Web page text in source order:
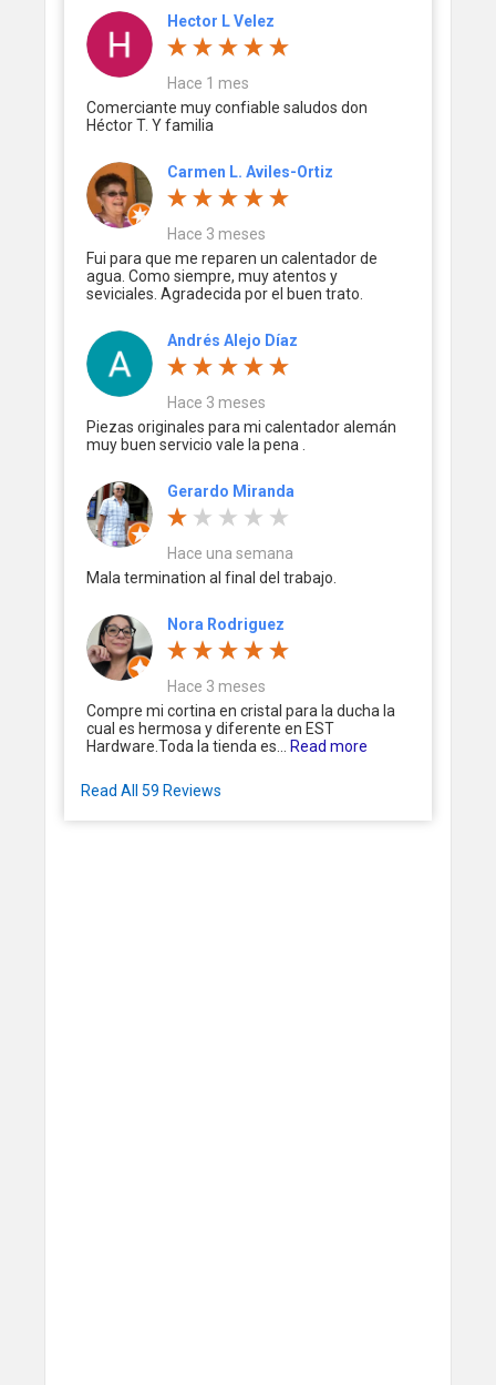
Hector L Velez
Hace 1 mes
Comerciante muy confiable saludos don
Héctor T. Y familia
Carmen L. Aviles-Ortiz
Hace 3 meses
Fui para que me reparen un calentador de
agua. Como siempre, muy atentos y
seviciales. Agradecida por el buen trato.
Andrés Alejo Díaz
Hace 3 meses
Piezas originales para mi calentador alemán
muy buen servicio vale la pena .
Gerardo Miranda
Hace una semana
Mala termination al final del trabajo.
Nora Rodriguez
Hace 3 meses
Compre mi cortina en cristal para la ducha la
cual es hermosa y diferente en EST
Hardware.Toda la tienda es...
Read more
Read All 59 Reviews